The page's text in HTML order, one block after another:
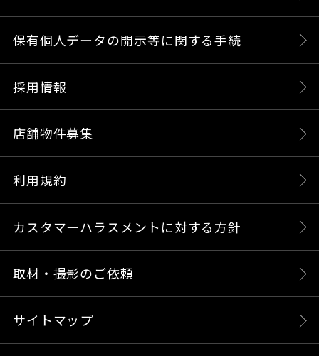
保有個人データの開示等に関する手続
採用情報
店舗物件募集
利用規約
カスタマーハラスメントに対する方針
取材・撮影のご依頼
サイトマップ